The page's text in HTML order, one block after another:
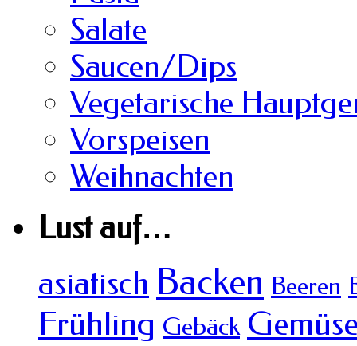
Salate
Saucen/Dips
Vegetarische
Vorspeisen
Weihnachten
Lust auf…
asiatisch Backen Beeren
Frühling Gebäck